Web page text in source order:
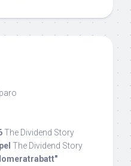
The Dividend Story
The Dividend Story